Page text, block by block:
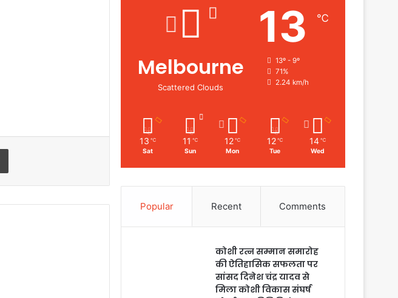
Print
Melbourne
Scattered Clouds
13 ℃
13º - 9º
71%
2.24 km/h
13 ℃
Sat
11 ℃
Sun
12 ℃
Mon
12 ℃
Tue
14 ℃
Wed
Popular Recent Comments
कोशी रत्न सम्मान समारोह
की ऐतिहासिक सफलता पर
सांसद दिनेश चंद्र यादव से
मिला कोशी विकास संघर्ष